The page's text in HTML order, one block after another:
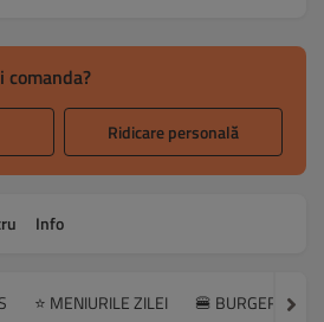
comanda?
Ridicare personală
Info
⭐ MENIURILE ZILEI 🍔 BURGERS |